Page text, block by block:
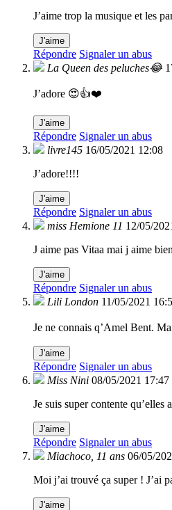
J’aime trop la musique et les
J'aime
Répondre Signaler un abus
La Queen des peluches😂
J’adore 😍👍❤️
J'aime
Répondre Signaler un abus
livre145 16/05/2021 12:08
J’adore!!!!
J'aime
Répondre Signaler un abus
miss Hemione 11 12/05/
J aime pas Vitaa mai j aime
J'aime
Répondre Signaler un abus
Lili London 11/05/2021
Je ne connais q’Amel Bent.
J'aime
Répondre Signaler un abus
Miss Nini 08/05/2021 17:47
Je suis super contente
J'aime
Répondre Signaler un abus
Miachoco, 11 ans 06/05/
Moi j’ai trouvé ça super ! J’ai
J'aime